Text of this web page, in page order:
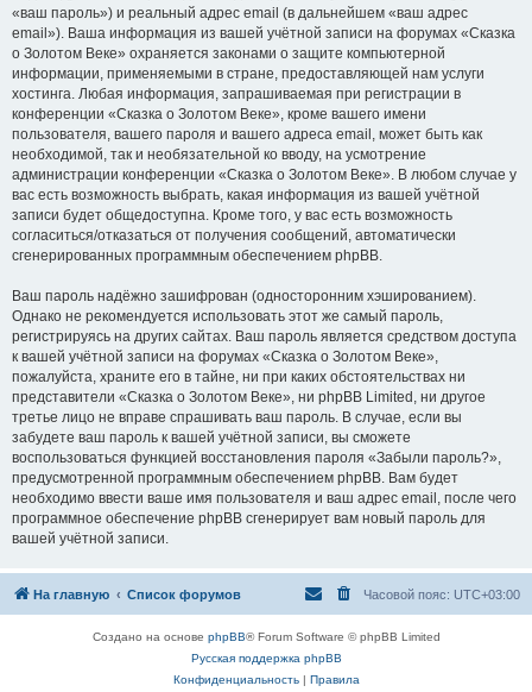
«ваш пароль») и реальный адрес email (в дальнейшем «ваш адрес
email»). Ваша информация из вашей учётной записи на форумах «Сказка
о Золотом Веке» охраняется законами о защите компьютерной
информации, применяемыми в стране, предоставляющей нам услуги
хостинга. Любая информация, запрашиваемая при регистрации в
конференции «Сказка о Золотом Веке», кроме вашего имени
пользователя, вашего пароля и вашего адреса email, может быть как
необходимой, так и необязательной ко вводу, на усмотрение
администрации конференции «Сказка о Золотом Веке». В любом случае у
вас есть возможность выбрать, какая информация из вашей учётной
записи будет общедоступна. Кроме того, у вас есть возможность
согласиться/отказаться от получения сообщений, автоматически
сгенерированных программным обеспечением phpBB.
Ваш пароль надёжно зашифрован (односторонним хэшированием).
Однако не рекомендуется использовать этот же самый пароль,
регистрируясь на других сайтах. Ваш пароль является средством доступа
к вашей учётной записи на форумах «Сказка о Золотом Веке»,
пожалуйста, храните его в тайне, ни при каких обстоятельствах ни
представители «Сказка о Золотом Веке», ни phpBB Limited, ни другое
третье лицо не вправе спрашивать ваш пароль. В случае, если вы
забудете ваш пароль к вашей учётной записи, вы сможете
воспользоваться функцией восстановления пароля «Забыли пароль?»,
предусмотренной программным обеспечением phpBB. Вам будет
необходимо ввести ваше имя пользователя и ваш адрес email, после чего
программное обеспечение phpBB сгенерирует вам новый пароль для
вашей учётной записи.
На главную Список форумов Часовой пояс: UTC+03:00
Создано на основе phpBB® Forum Software © phpBB Limited
Русская поддержка phpBB
Конфиденциальность| Правила